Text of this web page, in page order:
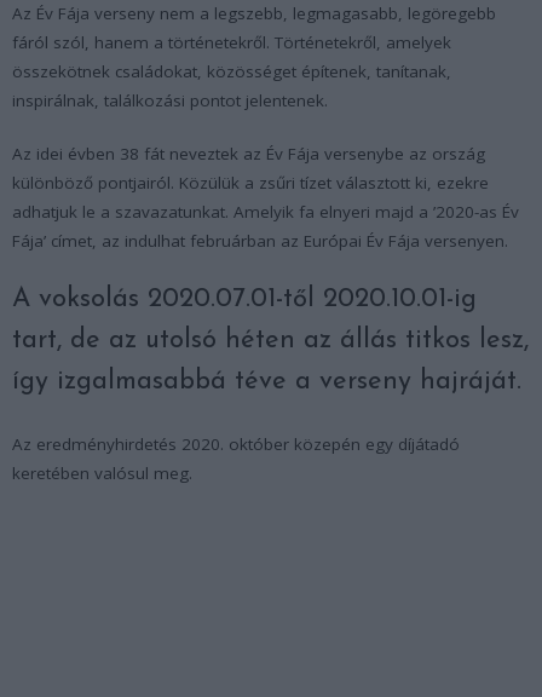
Az Év Fája verseny nem a legszebb, legmagasabb, legöregebb
fáról szól, hanem a történetekről. Történetekről, amelyek
összekötnek családokat, közösséget építenek, tanítanak,
inspirálnak, találkozási pontot jelentenek.
Az idei évben 38 fát neveztek az Év Fája versenybe az ország
különböző pontjairól. Közülük a zsűri tízet választott ki, ezekre
adhatjuk le a szavazatunkat. Amelyik fa elnyeri majd a ’2020-as Év
Fája’ címet, az indulhat februárban az Európai Év Fája versenyen.
A voksolás 2020.07.01-től 2020.10.01-ig
tart, de az utolsó héten az állás titkos lesz,
így izgalmasabbá téve a verseny hajráját.
Az eredményhirdetés 2020. október közepén egy díjátadó
keretében valósul meg.